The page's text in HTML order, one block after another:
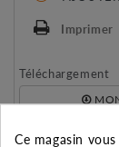
Imprimer
Téléchargement
Ce magasin